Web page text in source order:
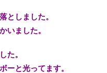
としました。
いました。
た。
ーと光ってます。